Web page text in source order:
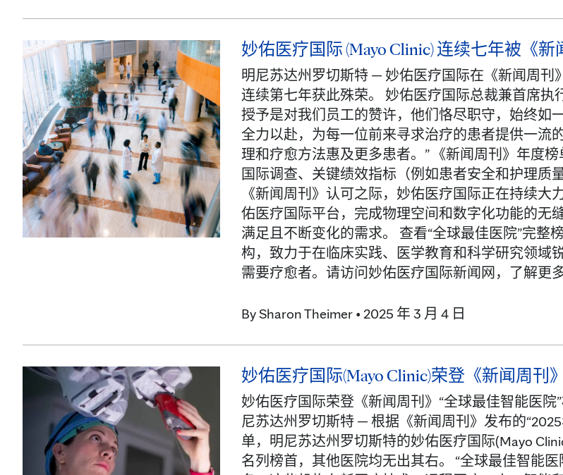
妙佑医疗国际 (Mayo Clinic) 连续七年被《
明尼苏达州罗切斯特 — 妙佑医疗国际在《新闻周刊
连续第七年获此殊荣。 妙佑医疗国际总裁兼首席执
授予是对我们员工的赞许，他们恪尽职守，始终如
全力以赴，为每一位前来寻求治疗的患者提供一流
理和疗愈方法惠及更多患者。” 《新闻周刊》年度
国际调查、关键绩效指标（例如患者安全和护理质
《新闻周刊》认可之际，妙佑医疗国际正在持续
佑医疗国际平台，完成物理空间和数字化功能的无
满足且不断变化的需求。 查看“全球最佳医院”完
构，致力于在临床实践、医学教育和科学研究领域
需要疗愈者。请访问妙佑医疗国际新闻网，了解更
By Sharon Theimer • 2025 年 3 月 4 日
妙佑医疗国际(Mayo Clinic)荣登《新闻周
妙佑医疗国际荣登《新闻周刊》“全球最佳智能医
尼苏达州罗切斯特 — 根据《新闻周刊》发布的
单，明尼苏达州罗切斯特的妙佑医疗国际(Mayo
名列榜首，其他医院均无出其右。 “全球最佳智能